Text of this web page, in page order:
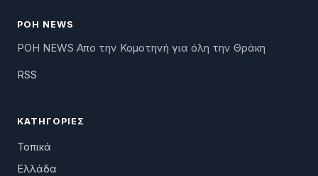
ΡΟΗ NEWS
ΡΟΗ NEWS Απο την Κομοτηνή για όλη την Θράκη
RSS
ΚΑΤΗΓΟΡΊΕΣ
Τοπικά
Ελλάδα